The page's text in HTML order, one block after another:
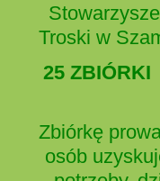
Troski w
25 ZBIÓRKI
Zbiórkę
osób